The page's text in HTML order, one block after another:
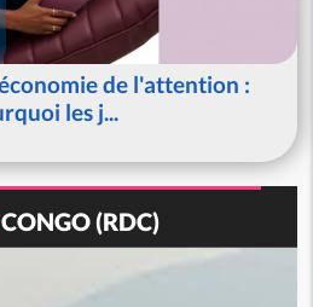
de l'attention :
les j...
CONGO (RDC)